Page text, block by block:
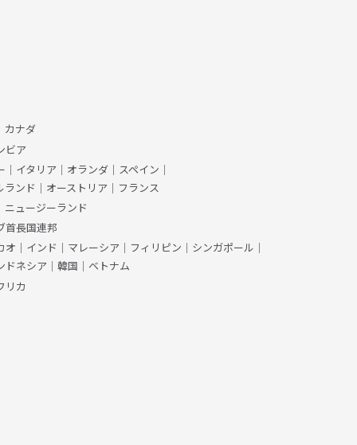
カナダ
ビア
｜ イタリア ｜ オランダ ｜ スペイン ｜
ランド ｜ オーストリア ｜ フランス
ニュージーランド
首長国連邦
オ ｜ インド ｜ マレーシア ｜ フィリピン ｜ シンガポール ｜
ドネシア ｜ 韓国 ｜ ベトナム
リカ